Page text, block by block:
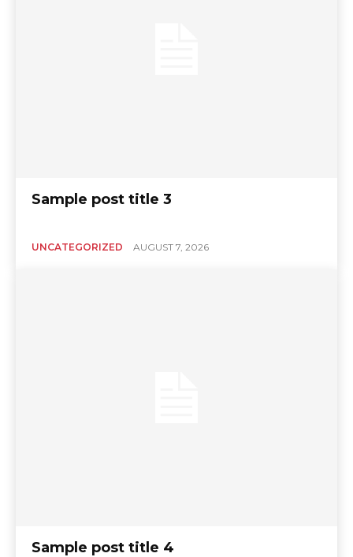
Sample post title 3
UNCATEGORIZED AUGUST 7, 2026
Sample post title 4